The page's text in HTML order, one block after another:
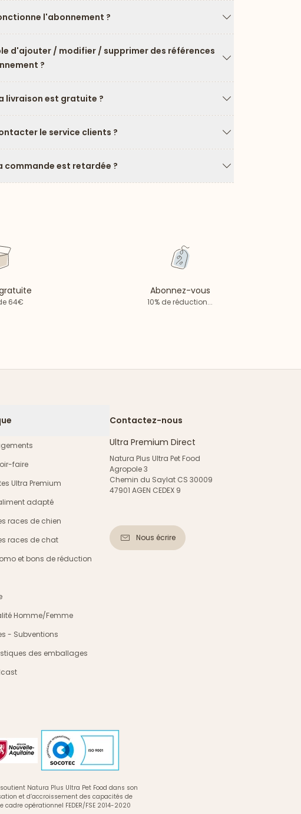
l'abonnement ?
Flèche vers le
d'ajouter / modifier / supprimer des références
?
livraison est gratuite ?
Flèche vers le
le service clients ?
Flèche vers le
commande est retardée ?
Flèche vers le
64€
Abonnez-vous
10% de réduction...
faire
Ultra Premium
adapté
races de chien
races de chat
et bons de réduction
Homme/Femme
- Subventions
des emballages
Contactez-nous
Ultra Premium Direct
Natura Plus Ultra Pet Food
Agropole 3
Chemin du Saylat CS 30009
47901 AGEN CEDEX 9
Nous écrire
soutient Natura Plus Ultra Pet Food dans son
et d’accroissement des capacités de
opérationnel FEDER/FSE 2014-2020